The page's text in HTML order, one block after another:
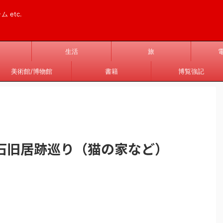
ム etc.
生活 旅
美術館/博物館 書籍 博覧強記
居跡巡り（猫の家など）